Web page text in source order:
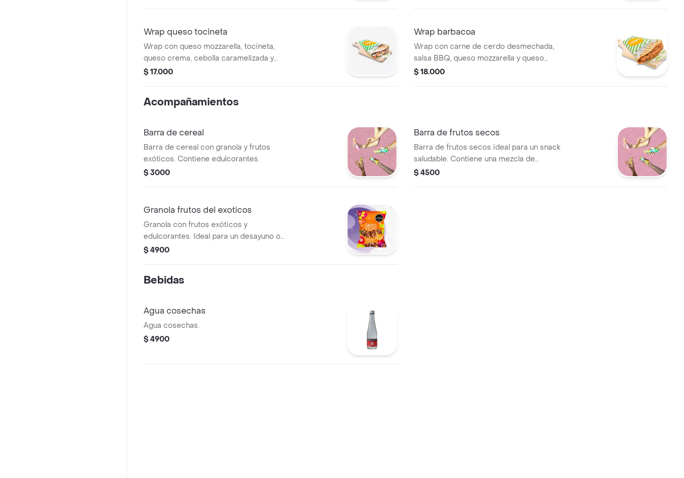
Wrap queso tocineta
Wrap con queso mozzarella, tocineta,
queso crema, cebolla caramelizada y
espinaca.
$ 17.000
Wrap barbacoa
Wrap con carne de cerdo desmechada,
salsa BBQ, queso mozzarella y queso
crema.
$ 18.000
Acompañamientos
Barra de cereal
Barra de cereal con granola y frutos
exóticos. Contiene edulcorantes.
$ 3000
Barra de frutos secos
Barra de frutos secos ideal para un snack
saludable. Contiene una mezcla de
nueces y semillas.
$ 4500
Granola frutos del exoticos
Granola con frutos exóticos y
edulcorantes. Ideal para un desayuno o
snack saludable.
$ 4900
Bebidas
Agua cosechas
Agua cosechas.
$ 4900